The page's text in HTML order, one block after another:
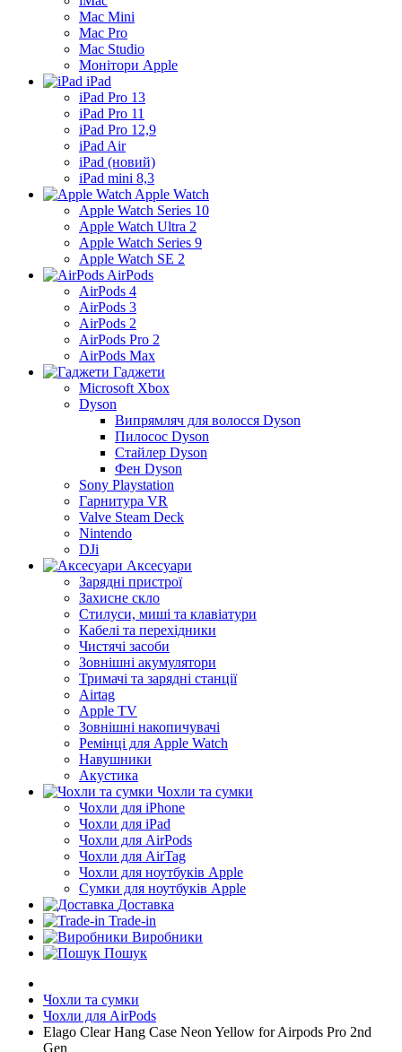
Mac Mini
Mac Pro
Mac Studio
Монітори Apple
iPad
iPad Pro 13
iPad Pro 11
iPad Pro 12,9
iPad Air
iPad (новий)
iPad mini 8,3
Apple Watch
Apple Watch Series 10
Apple Watch Ultra 2
Apple Watch Series 9
Apple Watch SE 2
AirPods
AirPods 4
AirPods 3
AirPods 2
AirPods Pro 2
AirPods Max
Гаджети
Microsoft Xbox
Dyson
Випрямляч для волосся Dyson
Пилосос Dyson
Стайлер Dyson
Фен Dyson
Sony Playstation
Гарнитура VR
Valve Steam Deck
Nintendo
DJi
Аксесуари
Зарядні пристрої
Захисне скло
Стилуси, миші та клавіатури
Кабелі та перехідники
Чистячі засоби
Зовнішні акумулятори
Тримачі та зарядні станції
Airtag
Apple TV
Зовнішні накопичувачі
Ремінці для Apple Watch
Навушники
Акустика
Чохли та сумки
Чохли для iPhone
Чохли для iPad
Чохли для AirPods
Чохли для AirTag
Чохли для ноутбуків Apple
Сумки для ноутбуків Apple
Доставка
Trade-in
Виробники
Пошук
Чохли та сумки
Чохли для AirPods
Elago Clear Hang Case Neon Yellow for Airpods Pro 2nd
Gen